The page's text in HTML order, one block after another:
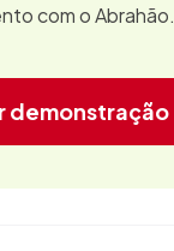
com o Abrahão.
demonstração